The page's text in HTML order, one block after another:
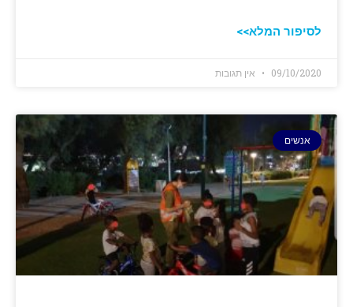
לסיפור המלא>>
09/10/2020 אין תגובות
אנשים